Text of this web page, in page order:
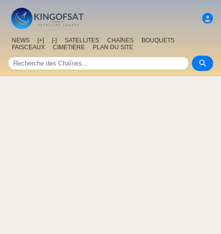
NEWS [+] [-] SATELLITES CHAîNES
BOUQUETS
FAISCEAUX
CIMETIERE PLAN DU SITE